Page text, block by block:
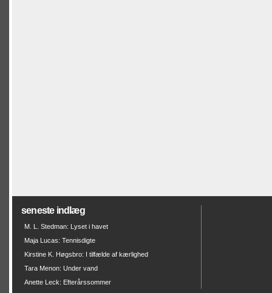
seneste indlæg
M. L. Stedman: Lyset i havet
Maja Lucas: Tennisdigte
Kirstine K. Høgsbro: I tilfælde af kærlighed
Tara Menon: Under vand
Anette Leck: Efterårssommer